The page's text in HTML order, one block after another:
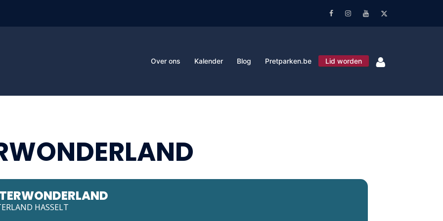
FacebookInstagram
Youtube
Over ons Kalender Blog Pretparken.be Lid worden
HASSELT